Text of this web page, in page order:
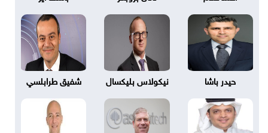
حيدر باشا نيكولاس بليكسال شفيق طرابلسي